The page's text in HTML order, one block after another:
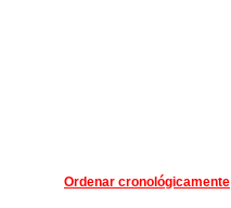
Ordenar cronológicamente